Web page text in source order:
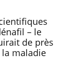
– le
de près
maladie